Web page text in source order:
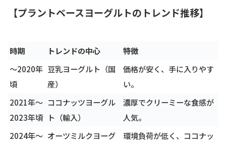
【プラントベースヨーグルトのトレンド推移】
時期 トレンドの中心
特徴
～2020年
頃
豆乳ヨーグルト（国
産）
価格が安く、手に入りやす
い。
2021年～
2023年頃
ココナッツヨーグル
ト（輸入）
濃厚でクリーミーな食感が
人気。
2024年～ オーツミルクヨーグ
環境負荷が低く、ココナッ